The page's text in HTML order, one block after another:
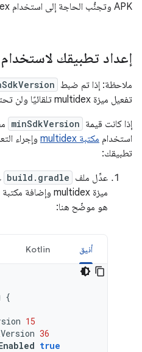
APK وتجنُّب الحاجة إلى استخدام multidex في تطبيقك.
إعداد تطبيقك لاستخدام multidex
ملاحظة: إذا تم ضبط
تفعيل ميزة multidex تلقائيًا ولن تحتاج إلى مكتبة multidex.
إذا كانت قيمة minSdkVersion
استخدام مكتبة multidex
وإجراء
تطبيقك:
عدِّل ملف build.gradle
هو موضّح هنا:
أنيق Kotlin
{
15
36
true